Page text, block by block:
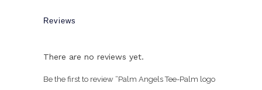
Reviews
There are no reviews yet.
Be the first to review “Palm Angels Tee-Palm logo